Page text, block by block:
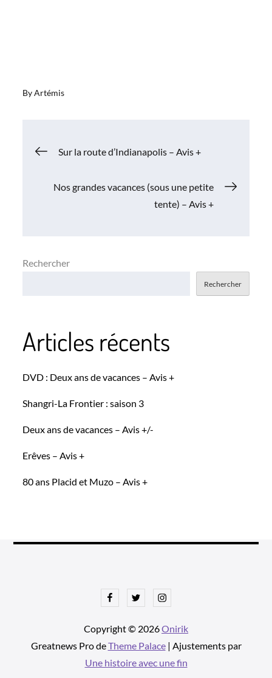
ByArtémis
Navigation
de
Sur la route d’Indianapolis – Avis +
Nos grandes vacances (sous une petite
tente) – Avis +
Rechercher
Rechercher
Articles récents
DVD : Deux ans de vacances – Avis +
Shangri-La Frontier : saison 3
Deux ans de vacances – Avis +/-
Erêves – Avis +
80 ans Placid et Muzo – Avis +
FacebookTwitterInstagram
Copyright © 2026Onirik
Greatnews Pro deTheme Palace| Ajustements par
Une histoire avec une fin